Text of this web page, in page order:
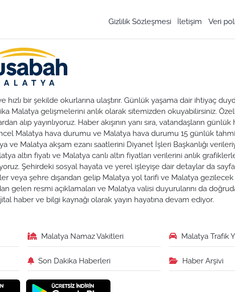
Gizlilik Sözleşmesi İletişim Veri
bir şekilde okurlarına ulaştırır. Günlük yaşama dair ihtiyaç
Malatya gelişmelerini anlık olarak sitemizden okuyabilirsiniz.
yayınlıyoruz. Haber akışının yanı sıra, vatandaşların günlük
Malatya hava durumu ve Malatya hava durumu 15 günlük
ve Malatya akşam ezanı saatlerini Diyanet İşleri Başkanlığı
altın fiyatı ve Malatya canlı altın fiyatları verilerini anlık
Şehirdeki sosyal hayata ve yerel işleyişe dair detaylar da
veya şehre dışarıdan gelip Malatya yol tarifi ve Malatya gezilecek
gelen resmi açıklamaları ve Malatya valisi duyurularını da
haber ve bilgi kaynağı olarak yayın hayatına devam ediyor.
Malatya Namaz Vakitleri Malatya Trafik
Son Dakika Haberleri Haber Arşivi